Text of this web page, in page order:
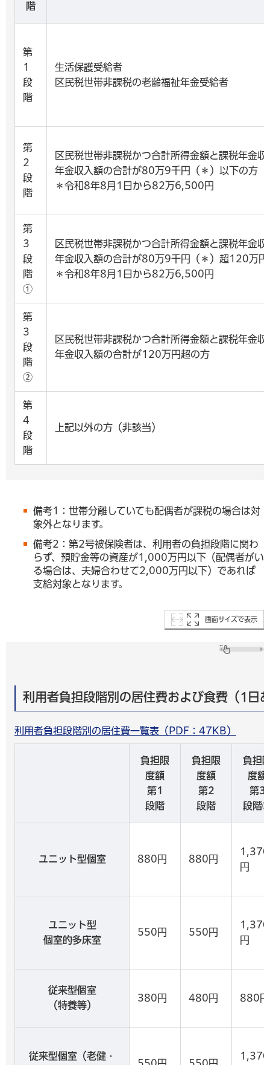
階
第
1
段
階
生活保護受給者
区民税世帯非課税の老齢福祉年金受給者
第
2
段
階
区民税世帯非課税かつ合計所得金額と課税年金
年金収入額の合計が80万9千円（＊）以下の方
＊令和8年8月1日から82万6,500円
第
3
段
階
①
区民税世帯非課税かつ合計所得金額と課税年金
年金収入額の合計が80万9千円（＊）超120万円
＊令和8年8月1日から82万6,500円
第
3
段
階
②
区民税世帯非課税かつ合計所得金額と課税年金
年金収入額の合計が120万円超の方
第
4
段
階
上記以外の方（非該当）
備考1：世帯分離していても配偶者が課税の場合は対
象外となります。
備考2：第2号被保険者は、利用者の負担段階に関わ
らず、預貯金等の資産が1,000万円以下（配偶者がい
る場合は、夫婦合わせて2,000万円以下）であれば
支給対象となります。
画面サイズで表示
利用者負担段階別の居住費および食費（1日
利用者負担段階別の居住費一覧表（PDF：47KB）
負担限
度額
第1
段階
負担限
度額
第2
段階
負担
度額
第3
段階
ユニット型個室 880円 880円
1,370
円
ユニット型
個室的多床室
550円 550円
1,370
円
従来型個室
（特養等）
380円 480円 880円
従来型個室（老健・ 1,370